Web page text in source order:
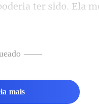
ter sido.
——
mais